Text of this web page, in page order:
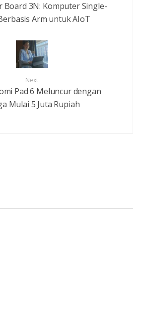
Board 3N: Komputer Single-
Arm untuk AIoT
Next
Pad 6 Meluncur dengan
Mulai 5 Juta Rupiah